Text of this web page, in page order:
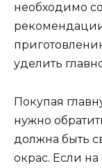
необходимо
уделить
Покупая
нужно
должна быть
окрас. Если